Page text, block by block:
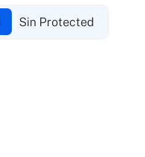
Sin Protected